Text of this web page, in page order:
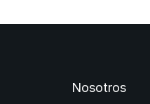
Nosotros